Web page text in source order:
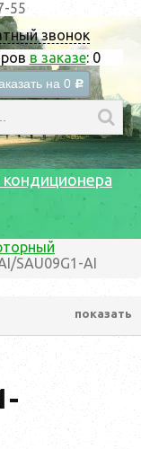
звонок
в заказе: 0
на 0 c
55
SAU09G1-AI
показать